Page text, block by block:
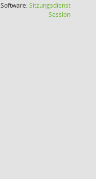
Software:Sitzungsdienst
Session(Wird in